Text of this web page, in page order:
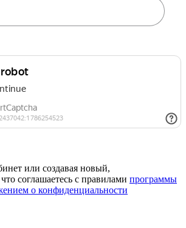
или создавая новый,
соглашаетесь с правилами программы
о конфиденциальности